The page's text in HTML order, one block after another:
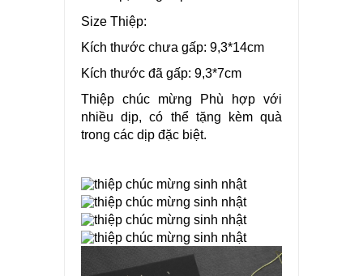
Size Thiệp:
Kích thước chưa gấp: 9,3*14cm
Kích thước đã gấp: 9,3*7cm
Thiệp chúc mừng Phù hợp với
nhiều dịp, có thể tặng kèm quà
trong các dịp đặc biệt.